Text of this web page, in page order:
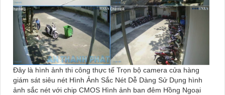
Đây là hình ảnh thi công thực tế Trọn bộ camera cửa hàng
giám sát siêu nét Hình Ảnh Sắc Nét Dễ Dàng Sử Dụng hình
ảnh sắc nét với chip CMOS Hình ảnh ban đêm Hồng Ngoại